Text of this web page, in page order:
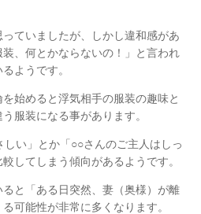
ていましたが、しかし違和感があ
、何とかならないの！」と言われ
ようです。
始めると浮気相手の服装の趣味と
服装になる事があります。
い」とか「○○さんのご主人はしっ
してしまう傾向があるようです。
と「ある日突然、妻（奥様）が離
可能性が非常に多くなります。